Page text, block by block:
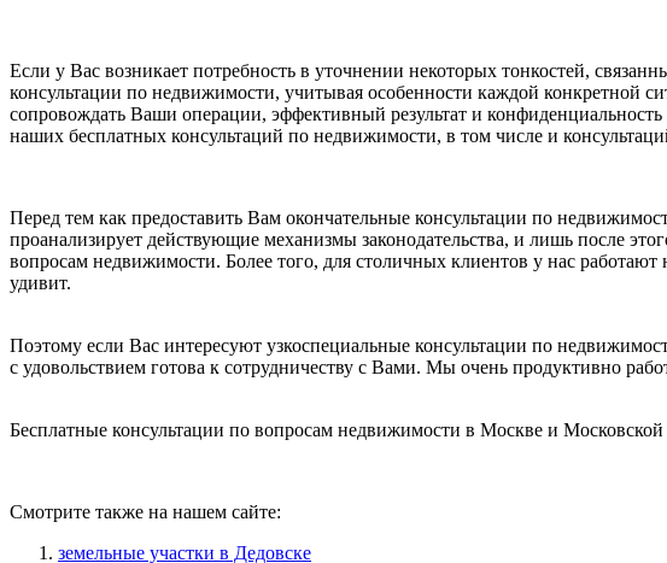
Если у Вас возникает потребность в уточнении некоторых тонкостей,
консультации по недвижимости, учитывая особенности каждой конкретной
сопровождать Ваши операции, эффективный результат и
наших бесплатных консультаций по недвижимости, в том числе и
Перед тем как предоставить Вам окончательные консультации по
проанализирует действующие механизмы законодательства, и лишь после
вопросам недвижимости. Более того, для столичных клиентов у нас
удивит.
Поэтому если Вас интересуют узкоспециальные консультации по
с удовольствием готова к сотрудничеству с Вами. Мы очень продуктивно
Бесплатные консультации по вопросам недвижимости в Москве и
Смотрите также на нашем сайте:
земельные участки в Дедовске